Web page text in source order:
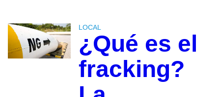
LOCAL
¿Qué es el
fracking?